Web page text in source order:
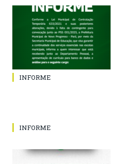
INFORME
INFORME